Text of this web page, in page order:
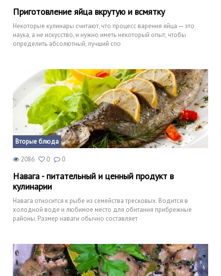
Приготовление яйца вкрутую и всмятку
Некоторые кулинары считают, что процесс варения яйца — это
наука, а не искусство, и нужно иметь некоторый опыт, чтобы
определить абсолютный, лучший спо
Вторые блюда
2086 0 0
Навага - питательный и ценный продукт в
кулинарии
Навага относится к рыбе из семейства тресковых. Водится в
холодной воде и любимое место для обитания прибрежные
районы. Размер наваги обычно составляет